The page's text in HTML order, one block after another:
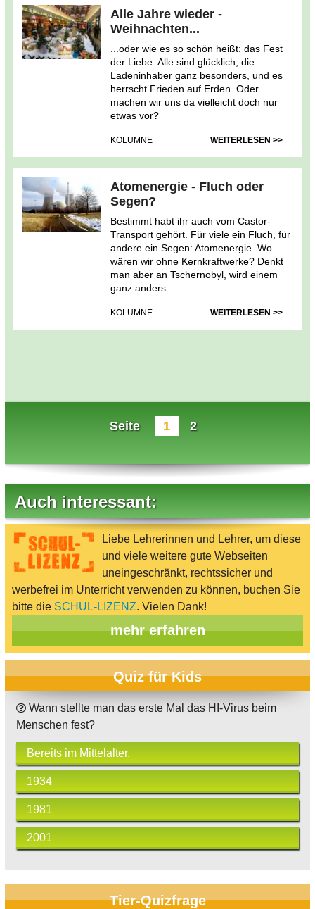
Alle Jahre wieder -
Weihnachten...
...oder wie es so schön heißt: das Fest
der Liebe. Alle sind glücklich, die
Ladeninhaber ganz besonders, und es
herrscht Frieden auf Erden. Oder
machen wir uns da vielleicht doch nur
etwas vor?
KOLUMNE WEITERLESEN >>
Atomenergie - Fluch oder
Segen?
Bestimmt habt ihr auch vom Castor-
Transport gehört. Für viele ein Fluch, für
andere ein Segen: Atomenergie. Wo
wären wir ohne Kernkraftwerke? Denkt
man aber an Tschernobyl, wird einem
ganz anders...
KOLUMNE WEITERLESEN >>
Seite 1 2
Auch interessant:
Liebe Lehrerinnen und Lehrer, um diese
und viele weitere gute Webseiten
uneingeschränkt, rechtssicher und
werbefrei im Unterricht verwenden zu können, buchen Sie
bitte die SCHUL-LIZENZ. Vielen Dank!
mehr erfahren
Quiz für Kids
Wann stellte man das erste Mal das HI-Virus beim
Menschen fest?
Bereits im Mittelalter.
1934
1981
2001
Tier-Quizfrage